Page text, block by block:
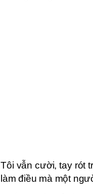
Tôi vẫn cười, tay rót
làm điều mà một